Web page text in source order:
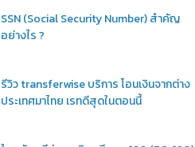
SSN (Social Security Number) สำคัญ
อย่างไร ?
รีวิว transferwise บริการ โอนเงินจากต่าง
ประเทศมาไทย เรทดีสุดในตอนนี้